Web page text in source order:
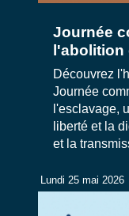
Journée
Découvrez
Journée
l'esclavage,
liberté et la
et la
Lundi 25 mai 2026